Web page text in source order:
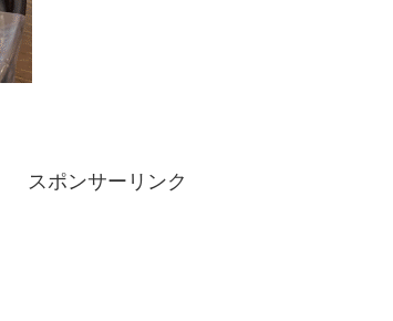
スポンサーリンク